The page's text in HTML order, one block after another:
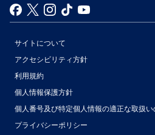
サイトについて
アクセシビリティ方針
利用規約
個人情報保護方針
個人番号及び特定個人情報の適正な取扱
プライバシーポリシー